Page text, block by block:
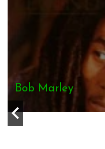
General Levy